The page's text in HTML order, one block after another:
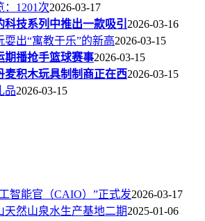
：1201次2026-03-17
科技系列中推出一款吸引 2026-03-16
耍出“寓教于乐”的新高2026-03-15
期播抢手篮球赛事2026-03-15
麦积木玩具制制商正在西2026-03-15
品2026-03-15
智能官（CAIO）”正式发2026-03-17
天然山泉水生产基地二期2025-01-06